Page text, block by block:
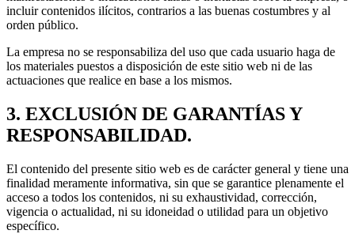
incluir contenidos ilícitos, contrarios a las buenas costumbres y al
orden público.
La empresa no se responsabiliza del uso que cada usuario haga de
los materiales puestos a disposición de este sitio web ni de las
actuaciones que realice en base a los mismos.
3. EXCLUSIÓN DE GARANTÍAS Y
RESPONSABILIDAD.
El contenido del presente sitio web es de carácter general y tiene una
finalidad meramente informativa, sin que se garantice plenamente el
acceso a todos los contenidos, ni su exhaustividad, corrección,
vigencia o actualidad, ni su idoneidad o utilidad para un objetivo
específico.